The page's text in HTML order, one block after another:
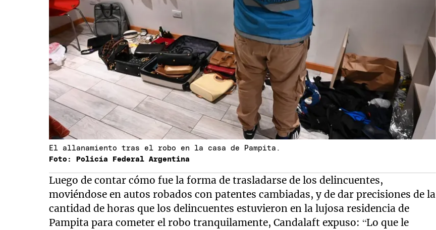
El allanamiento tras el robo en la casa de Pampita.
Foto: Policía Federal Argentina
Luego de contar cómo fue la forma de trasladarse de los delincuentes,
moviéndose en autos robados con patentes cambiadas, y de dar precisiones de la
cantidad de horas que los delincuentes estuvieron en la lujosa residencia de
Pampita para cometer el robo tranquilamente, Candalaft expuso: “Lo que le